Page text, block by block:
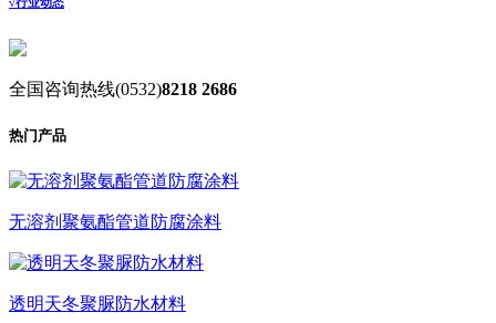
全国咨询热线(0532)8218 2686
热门产品
无溶剂聚氨酯管道防腐涂料
透明天冬聚脲防水材料